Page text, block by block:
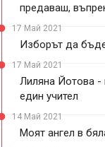
предаваш,
17 Май 2021
Изборът да
17 Май 2021
Лиляна Йотова -
един учител
14 Май 2021
Моят ангел в